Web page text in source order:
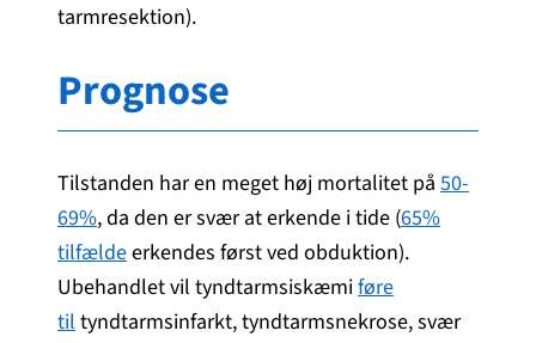
tarmresektion).
Prognose
Tilstanden har en meget høj mortalitet på 50-
69%, da den er svær at erkende i tide (65%
tilfældeerkendes først ved obduktion).
Ubehandlet vil tyndtarmsiskæmiføre
til tyndtarmsinfarkt, tyndtarmsnekrose, svær